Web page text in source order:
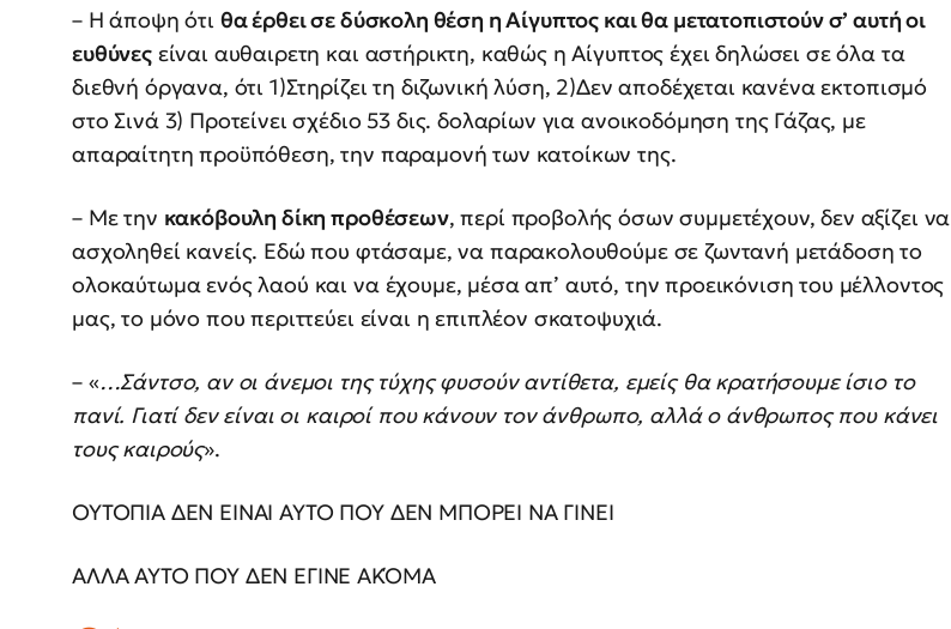
– Η άποψη ότι θα έρθει σε δύσκολη θέση η Αίγυπτος και θα μετατοπιστούν σ’ αυτή οι
ευθύνεςείναι αυθαιρετη και αστήρικτη, καθώς η Αίγυπτος έχει δηλώσει σε όλα τα
διεθνή όργανα, ότι 1)Στηρίζει τη διζωνική λύση, 2)Δεν αποδέχεται κανένα εκτοπισμό
στο Σινά 3) Προτείνει σχέδιο 53 δις. δολαρίων για ανοικοδόμηση της Γάζας, με
απαραίτητη προϋπόθεση, την παραμονή των κατοίκων της.
– Με την κακόβουλη δίκη προθέσεων, περί προβολής όσων συμμετέχουν, δεν αξίζει να
ασχοληθεί κανείς. Εδώ που φτάσαμε, να παρακολουθούμε σε ζωντανή μετάδοση το
ολοκαύτωμα ενός λαού και να έχουμε, μέσα απ’ αυτό, την προεικόνιση του μέλλοντος
μας, το μόνο που περιττεύει είναι η επιπλέον σκατοψυχιά.
– «…Σάντσο, αν οι άνεμοι της τύχης φυσούν αντίθετα, εμείς θα κρατήσουμε ίσιο το
πανί. Γιατί δεν είναι οι καιροί που κάνουν τον άνθρωπο, αλλά ο άνθρωπος που κάνει
τους καιρούς».
ΟΥΤΟΠΙΑ ΔΕΝ ΕΙΝΑΙ ΑΥΤΟ ΠΟΥ ΔΕΝ ΜΠΟΡΕΙ ΝΑ ΓΙΝΕΙ
ΑΛΛΑ ΑΥΤΟ ΠΟΥ ΔΕΝ ΕΓΙΝΕ ΑΚΌΜΑ